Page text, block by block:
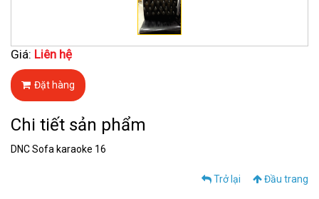
Giá: Liên hệ
Đặt hàng
Chi tiết sản phẩm
DNC Sofa karaoke 16
Trở lại Đầu trang